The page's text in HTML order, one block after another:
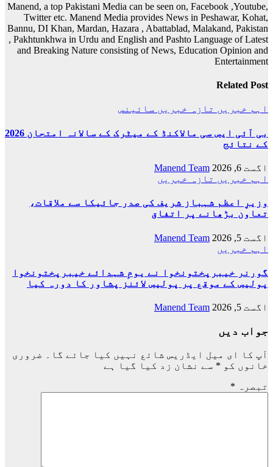
Manend, a top Pakistani Media can be seen on, Facebook ,Youtube,
Twitter etc. Manend Media provides News in Peshawar, Kohat,
Bannu, DI Khan, Mardan, Hazara , Abattablad, Malakand, Pakistan
, Pakhtunkhwa in Urdu and English and Pashto Language of Latest
and Breaking Nature consisting of News, Education Opinion and
Entertainment
Related Post
اہم خبریں تازہ خبریں سائینس
بی آئی ایس سی مالاکنڈ کے میٹرک کے سالانہ امتحان 2026
کے نتائج
اگست 6, 2026
Manend Team
اہم خبریں تازہ خبریں
وزیرِ اعظم شہباز شریف کی صدر جائیکا سے ملاقات،
تعاون بڑھانے پر اتفاق
اگست 5, 2026
Manend Team
اہم خبریں
گورنر خیبرپختونخوا نے یومِ شہدائے خیبرپختونخوا
پولیس کے موقع پر پولیس لائنز پشاور کا دورہ کیا
اگست 5, 2026 Manend Team
جواب دیں
آپ کا ای میل ایڈریس شائع نہیں کیا جائے گا۔
ضروری
خانوں کو * سے نشان زد کیا گیا ہے
تبصرہ *